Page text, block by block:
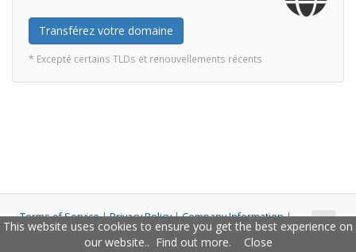
This website uses cookies to ensure you get the best experience on
our website.. Find out more. Close
Transférez votre domaine
* Excepté certains TLDs et renouvellements récents
Terms of Service|Privacy Policy|Company Information|
Copyright © 2011 - 2026 Closco Ltd. All Rights Reserved.